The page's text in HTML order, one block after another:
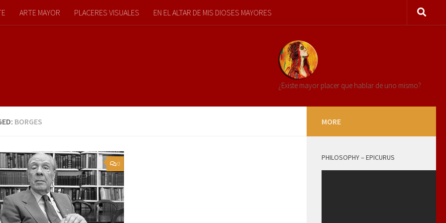
ARTE MAYOR PLACERES VISUALES EN EL ALTAR DE MIS DIOSES MAYORES
¿Existe mayor placer que hablar de uno mismo?
BORGES
0
MORE
PHILOSOPHY – EPICURUS